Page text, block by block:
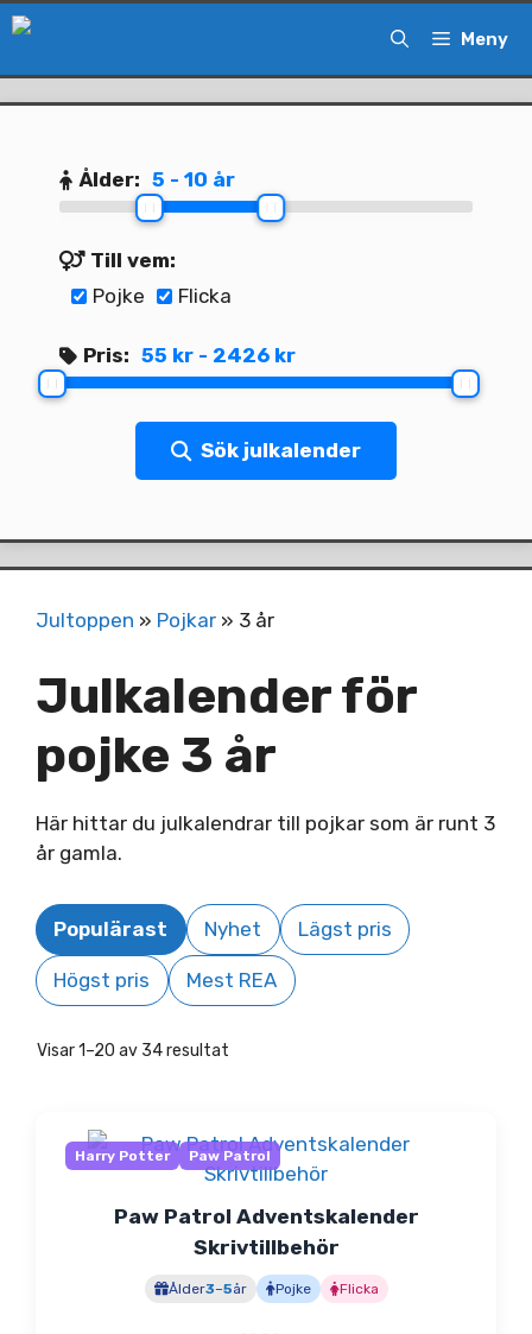
Hoppa
innehåll
Meny
Ålder: 5 - 10 år
Till vem:
Pojke
Flicka
Pris: 55 kr - 2426 kr
Sök julkalender
Jultoppen » Pojkar » 3 år
Julkalender för
pojke 3 år
Här hittar du julkalendrar till pojkar som är runt 3
år gamla.
Populärast Nyhet Lägst pris
Högst pris Mest REA
Visar 1–20 av 34 resultat
Harry Potter Paw Patrol
Paw Patrol Adventskalender
Skrivtillbehör
Ålder3–5år Pojke Flicka